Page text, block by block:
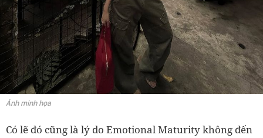
Ảnh minh họa
Có lẽ đó cũng là lý do Emotional Maturity không đến